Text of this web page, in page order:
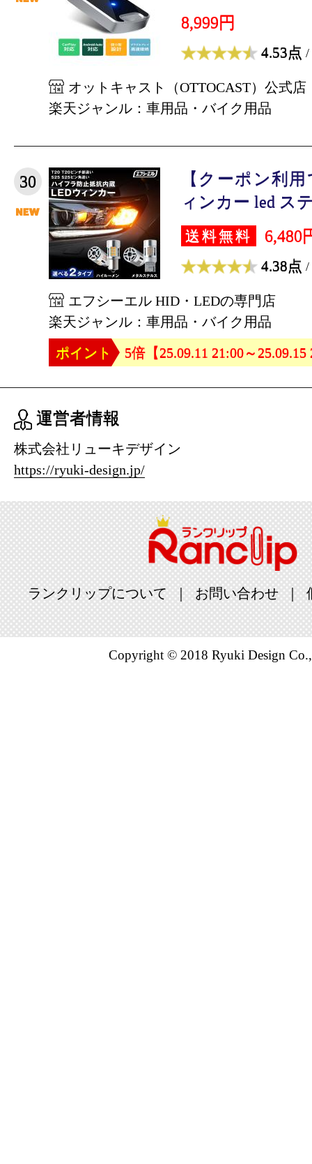
8,999円
4.53点 /
オットキャスト（OTTOCAST）公式店
楽天ジャンル：車用品・バイク用品
30
【クーポン利
ィンカー led ス
送料無料 6,480
4.38点 /
エフシーエル HID・LEDの専門店
楽天ジャンル：車用品・バイク用品
ポイント
5倍【25.09.11 21:00～25.09.15
運営者情報
株式会社リューキデザイン
https://ryuki-design.jp/
ランクリップについて お問い合わせ
Copyright © 2018 Ryuki Design